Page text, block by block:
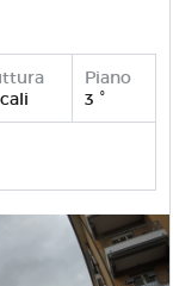
Piano
3 °